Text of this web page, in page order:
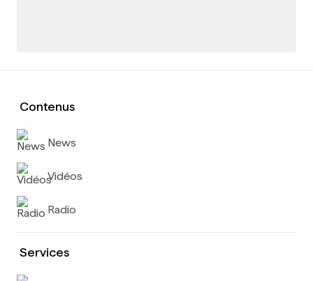
Contenus
News
Vidéos
Radio
Services